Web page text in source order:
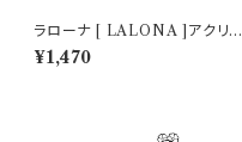
ラローナ [ LALONA ]アクリル
ジェル ( マイカフレークカラー )
( 30ml )アクリルスカルプ/スカ
¥1,470